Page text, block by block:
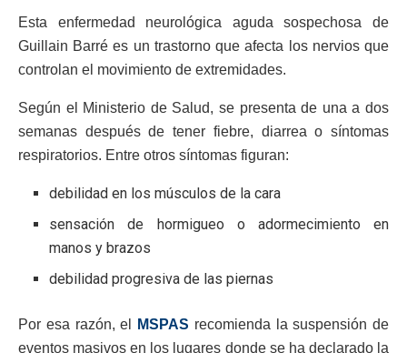
Esta enfermedad neurológica aguda sospechosa de
Guillain Barré es un trastorno que afecta los nervios que
controlan el movimiento de extremidades.
Según el Ministerio de Salud, se presenta de una a dos
semanas después de tener fiebre, diarrea o síntomas
respiratorios. Entre otros síntomas figuran:
debilidad en los músculos de la cara
sensación de hormigueo o adormecimiento en
manos y brazos
debilidad progresiva de las piernas
Por esa razón, el MSPAS recomienda la suspensión de
eventos masivos en los lugares donde se ha declarado la